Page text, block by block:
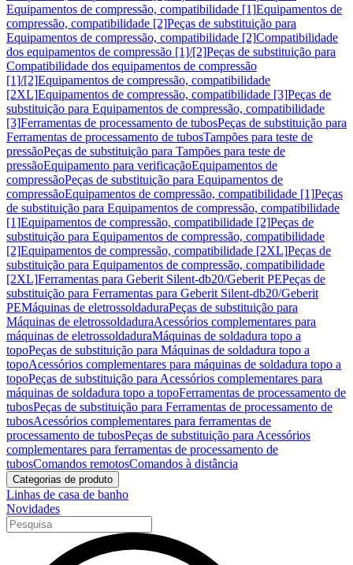
Equipamentos de compressão, compatibilidade [1]Equipamentos de
compressão, compatibilidade [2]Peças de substituição para
Equipamentos de compressão, compatibilidade [2]Compatibilidade
dos equipamentos de compressão [1]/[2]Peças de substituição para
Compatibilidade dos equipamentos de compressão
[1]/[2]Equipamentos de compressão, compatibilidade
[2XL]Equipamentos de compressão, compatibilidade [3]Peças de
substituição para Equipamentos de compressão, compatibilidade
[3]Ferramentas de processamento de tubosPeças de substituição para
Ferramentas de processamento de tubosTampões para teste de
pressãoPeças de substituição para Tampões para teste de
pressãoEquipamento para verificaçãoEquipamentos de
compressãoPeças de substituição para Equipamentos de
compressãoEquipamentos de compressão, compatibilidade [1]Peças
de substituição para Equipamentos de compressão, compatibilidade
[1]Equipamentos de compressão, compatibilidade [2]Peças de
substituição para Equipamentos de compressão, compatibilidade
[2]Equipamentos de compressão, compatibilidade [2XL]Peças de
substituição para Equipamentos de compressão, compatibilidade
[2XL]Ferramentas para Geberit Silent-db20/Geberit PEPeças de
substituição para Ferramentas para Geberit Silent-db20/Geberit
PEMáquinas de eletrossoldaduraPeças de substituição para
Máquinas de eletrossoldaduraAcessórios complementares para
máquinas de eletrossoldaduraMáquinas de soldadura topo a
topoPeças de substituição para Máquinas de soldadura topo a
topoAcessórios complementares para máquinas de soldadura topo a
topoPeças de substituição para Acessórios complementares para
máquinas de soldadura topo a topoFerramentas de processamento de
tubosPeças de substituição para Ferramentas de processamento de
tubosAcessórios complementares para ferramentas de
processamento de tubosPeças de substituição para Acessórios
complementares para ferramentas de processamento de
tubosComandos remotosComandos à distância
Categorias de produto
Linhas de casa de banho
Novidades